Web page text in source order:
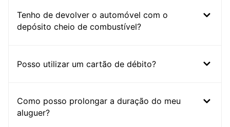
Tenho de devolver o automóvel com o
depósito cheio de combustível?
Posso utilizar um cartão de débito?
Como posso prolongar a duração do meu
aluguer?